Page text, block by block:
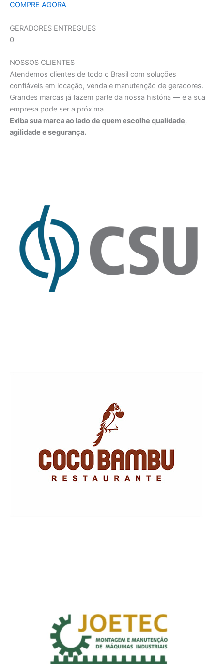
COMPRE AGORA
GERADORES ENTREGUES
0
NOSSOS CLIENTES
Atendemos clientes de todo o Brasil com soluções
confiáveis em locação, venda e manutenção de geradores.
Grandes marcas já fazem parte da nossa história — e a sua
empresa pode ser a próxima.
Exiba sua marca ao lado de quem escolhe qualidade,
agilidade e segurança.